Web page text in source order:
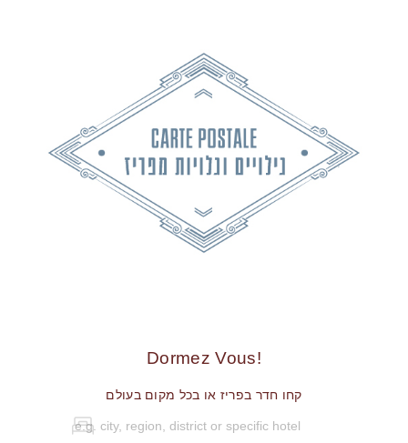
!Dormez Vous
קחו חדר בפריז או בכל מקום בעולם